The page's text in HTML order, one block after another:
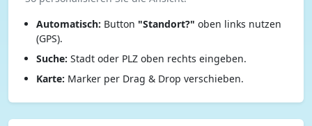
Automatisch: Button "Standort?" oben links nutzen
(GPS).
Suche: Stadt oder PLZ oben rechts eingeben.
Karte: Marker per Drag & Drop verschieben.